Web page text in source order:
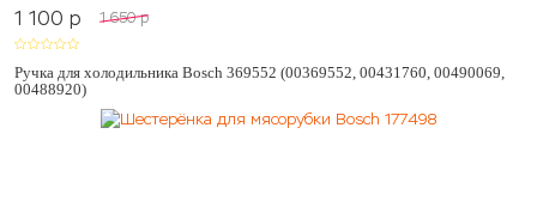
1 100 p 1 650 p
Ручка для холодильника Bosch 369552 (00369552, 00431760, 00490069,
00488920)